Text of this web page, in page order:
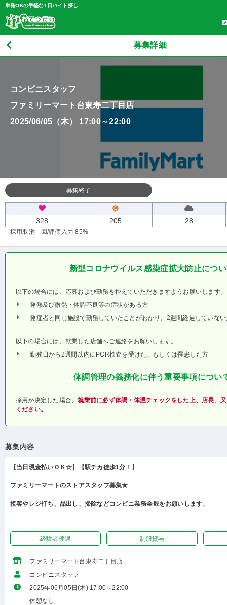
単発OKの手軽な1日バイト探し
募集詳細
コンビニスタッフ
ファミリーマート台東寿二丁目店
2025/06/05（木） 17:00～22:00
募集終了
328 205 28
採用取消 --回/評価入力 85%
新型コロナウイルス感染症拡大防止につ
以下の場合には、応募および勤務を控えていただきますようお願いします。
発熱及び微熱・体調不良等の症状がある方
発症者と同じ施設で勤務していたことがわかり、2週間経過していな
以下の場合には、就業した店舗へご連絡をお願いします。
勤務日から2週間以内にPCR検査を受けた、もしくは罹患した方
体調管理の義務化に伴う重要事項につい
採用が決定した場合、就業前に必ず体調・体温チェックをした上、店長、
ください。
募集内容
【当日現金払いＯＫ☆】【駅チカ徒歩1分！】
ファミリーマートのストアスタッフ募集★
接客やレジ打ち、品出し、掃除などコンビニ業務全般をお願いします。
経験者優遇 制服貸与
ファミリーマート台東寿二丁目店
コンビニスタッフ
2025年06月05日(木) 17:00～22:00
休憩なし